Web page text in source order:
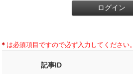
＊ は必須項目ですので必ず入力してください。
記事ID